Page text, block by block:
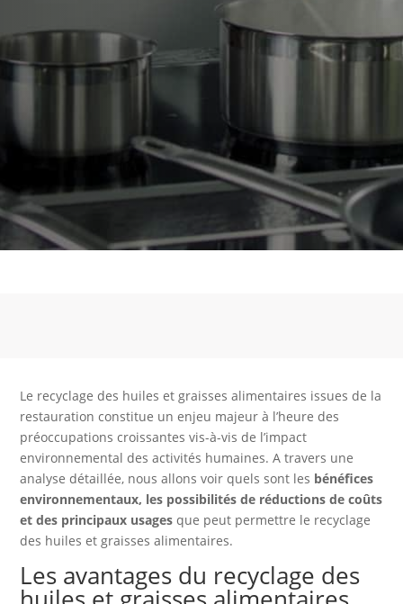
Le recyclage des huiles et graisses alimentaires issues de la
restauration constitue un enjeu majeur à l’heure des
préoccupations croissantes vis-à-vis de l’impact
environnemental des activités humaines. A travers une
analyse détaillée, nous allons voir quels sont les bénéfices
environnementaux, les possibilités de réductions de coûts
et des principaux usages que peut permettre le recyclage
des huiles et graisses alimentaires.
Les avantages du recyclage des